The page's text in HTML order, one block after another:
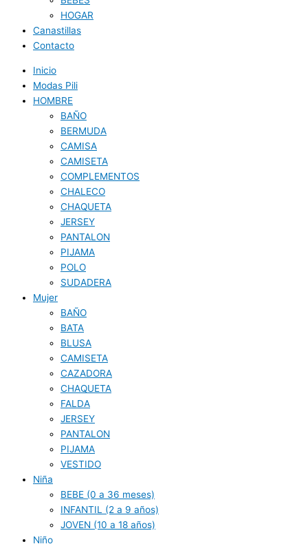
HOGAR
Canastillas
Contacto
Inicio
Modas Pili
HOMBRE
BAÑO
BERMUDA
CAMISA
CAMISETA
COMPLEMENTOS
CHALECO
CHAQUETA
JERSEY
PANTALON
PIJAMA
POLO
SUDADERA
Mujer
BAÑO
BATA
BLUSA
CAMISETA
CAZADORA
CHAQUETA
FALDA
JERSEY
PANTALON
PIJAMA
VESTIDO
Niña
BEBE (0 a 36 meses)
INFANTIL (2 a 9 años)
JOVEN (10 a 18 años)
Niño